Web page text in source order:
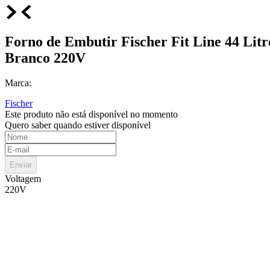
Forno de Embutir Fischer Fit Line 44
Branco 220V
Marca:
Fischer
Este produto não está disponível no momento
Quero saber quando estiver disponível
Enviar
Voltagem
220V